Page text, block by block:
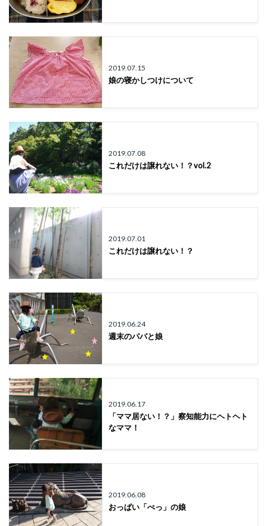
2019.07.15
娘の寝かしつけについて
2019.07.08
これだけは譲れない！？vol.2
2019.07.01
これだけは譲れない！？
2019.06.24
週末のパパと娘
2019.06.17
「ママ居ない！？」察知能力にヘトヘト
なママ！
2019.06.08
おっぱい「ぺっ」の娘